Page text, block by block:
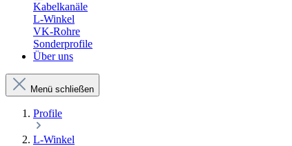
Kabelkanäle
L-Winkel
VK-Rohre
Sonderprofile
Über uns
Menü schließen
Profile
L-Winkel